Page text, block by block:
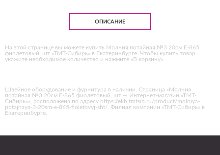
ОПИСАНИЕ
На этой странице вы можете купить Молния потайная №3 20см Е-865
фиолетовый, шт «ТМТ-Сибирь» в Екатеринбурге. Чтобы купить товар
укажите необходимое количество и нажмите «В корзину».
Швейное оборудование и фурнитура в наличии. Страница «Молния
потайная №3 20см Е-865 фиолетовый, шт — Интернет-магазин «ТМТ-
Сибирь»», расположена по адресу https://ekb.tmtsib.ru/product/molniya-
potajnaya-3-20sm-e-865-fioletovyj-sht/. Филиал компании «ТМТ-Сибирь» в
Екатеринбурге.